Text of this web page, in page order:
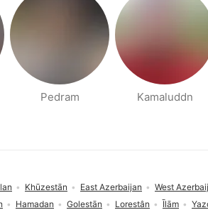
Pedram Kamaluddn
Khūzestān East Azerbaijan West
Hamadan Golestān Lorestân Īlām